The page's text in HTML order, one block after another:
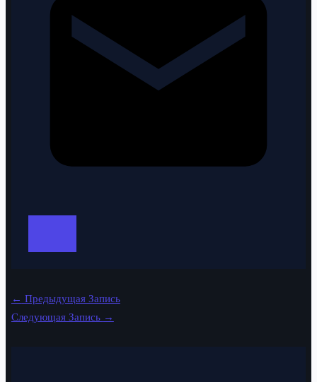
← Предыдущая Запись
Следующая Запись →